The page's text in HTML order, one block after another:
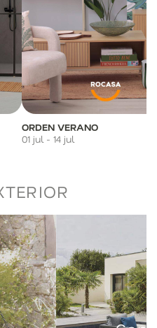
ORDEN VERANO
01 jul - 14 jul